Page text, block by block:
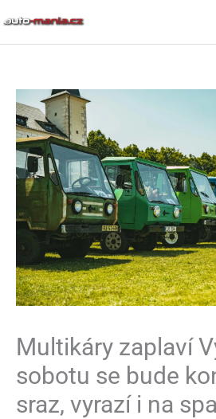
Multikáry zaplaví
sobotu se bude
sraz, vyrazí i na